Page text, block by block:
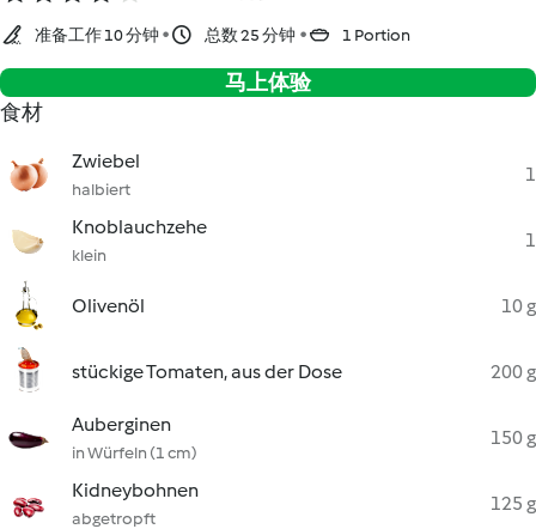
准备工作 10 分钟 总数 25 分钟 1 Portion
马上体验
食材
Zwiebel
halbiert
1
Knoblauchzehe
klein
1
Olivenöl 10 g
stückige Tomaten, aus der Dose 200 g
Auberginen
in Würfeln (1 cm)
150 g
Kidneybohnen
abgetropft
125 g